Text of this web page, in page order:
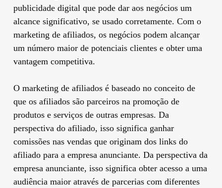
publicidade digital que pode dar aos negócios um
alcance significativo, se usado corretamente. Com o
marketing de afiliados, os negócios podem alcançar
um número maior de potenciais clientes e obter uma
vantagem competitiva.
O marketing de afiliados é baseado no conceito de
que os afiliados são parceiros na promoção de
produtos e serviços de outras empresas. Da
perspectiva do afiliado, isso significa ganhar
comissões nas vendas que originam dos links do
afiliado para a empresa anunciante. Da perspectiva da
empresa anunciante, isso significa obter acesso a uma
audiência maior através de parcerias com diferentes